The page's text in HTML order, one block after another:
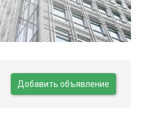
Добавить объявление